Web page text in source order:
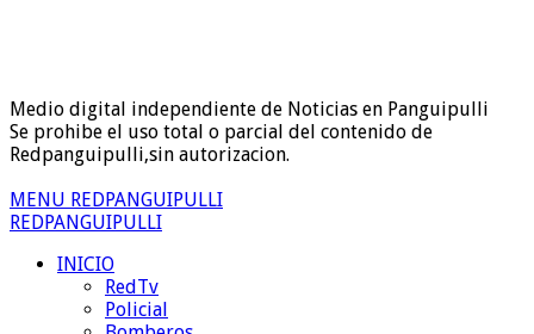
Medio digital independiente de Noticias en Panguipulli
Se prohibe el uso total o parcial del contenido de
Redpanguipulli,sin autorizacion.
MENU REDPANGUIPULLI
REDPANGUIPULLI
INICIO
RedTv
Policial